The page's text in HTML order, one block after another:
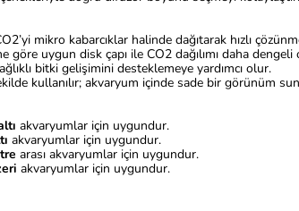
mikro kabarcıklar halinde dağıtarak hızlı
göre uygun disk çapı ile CO2 dağılımı daha dengeli
bitki gelişimini desteklemeye yardımcı olur.
kullanılır; akvaryum içinde sade bir görünüm
akvaryumlar için uygundur.
akvaryumlar için uygundur.
arası akvaryumlar için uygundur.
akvaryumlar için uygundur.